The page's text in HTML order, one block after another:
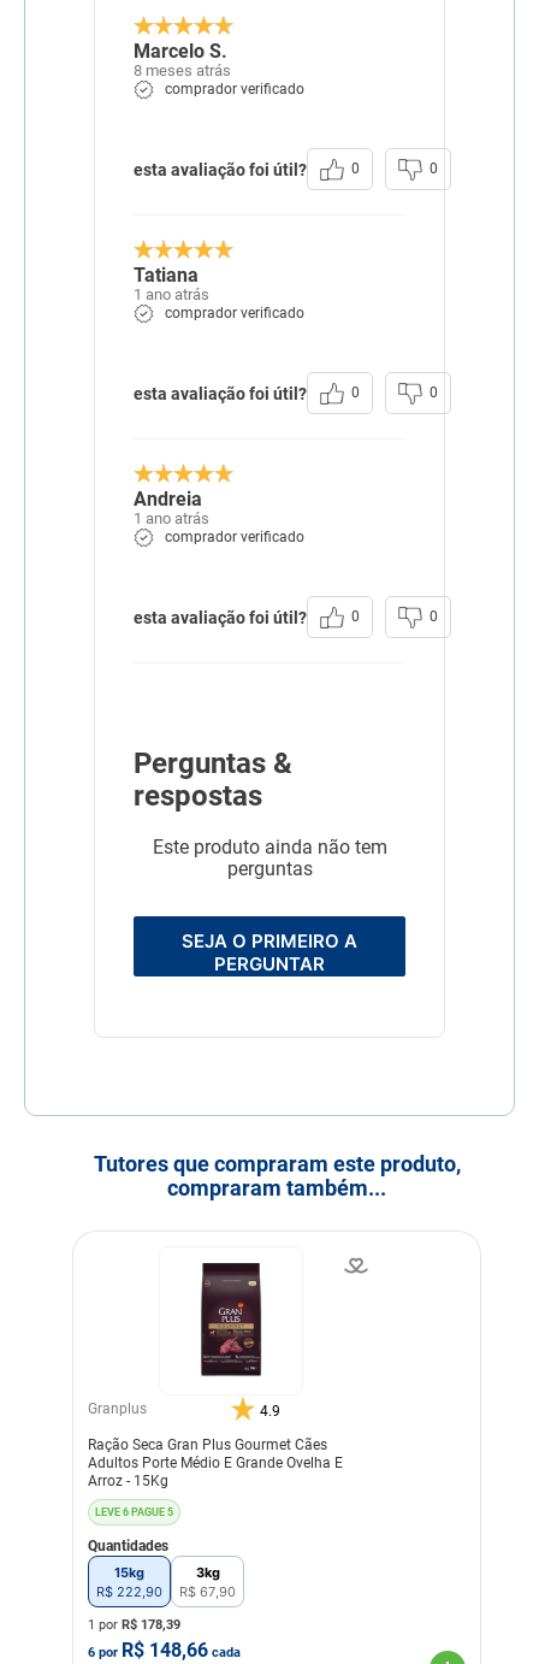
Marcelo S.
8 meses atrás
comprador verificado
esta avaliação foi útil? 0 0
Tatiana
1 ano atrás
comprador verificado
esta avaliação foi útil? 0 0
Andreia
1 ano atrás
comprador verificado
esta avaliação foi útil? 0 0
Perguntas &
respostas
Este produto ainda não tem
perguntas
SEJA O PRIMEIRO A
PERGUNTAR
Tutores que compraram este produto,
compraram também...
Granplus 4.9
Ração Seca Gran Plus Gourmet Cães
Adultos Porte Médio E Grande Ovelha E
Arroz - 15Kg
LEVE 6 PAGUE 5
Quantidades
15kg
R$ 222,90
3kg
R$ 67,90
1 por R$ 178,39
6 por R$ 148,66 cada